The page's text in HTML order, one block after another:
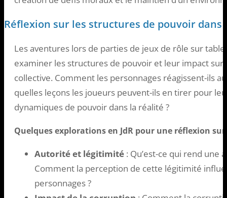
Réflexion sur les structures de pouvoir dans
Les aventures lors de parties de jeux de rôle sur
examiner les structures de pouvoir et leur impact
collective. Comment les personnages réagissent-ils
quelles leçons les joueurs peuvent-ils en tirer pour
dynamiques de pouvoir dans la réalité ?
Quelques explorations en JdR pour une réflexion
Autorité et légitimité : Qu’est-ce qui rend une
Comment la perception de cette légitimité
personnages ?